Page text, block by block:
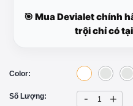
🎯 Mua Devialet chính
trội chỉ có
Color:
Số Lượng: - +